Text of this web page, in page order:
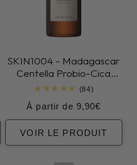
SKIN1004 - Madagascar
Centella Probio-Cica
Intensive Ampoule
(84)84
des
Prix
habituel
À partir de 9,90€
VOIR LE PRODUIT